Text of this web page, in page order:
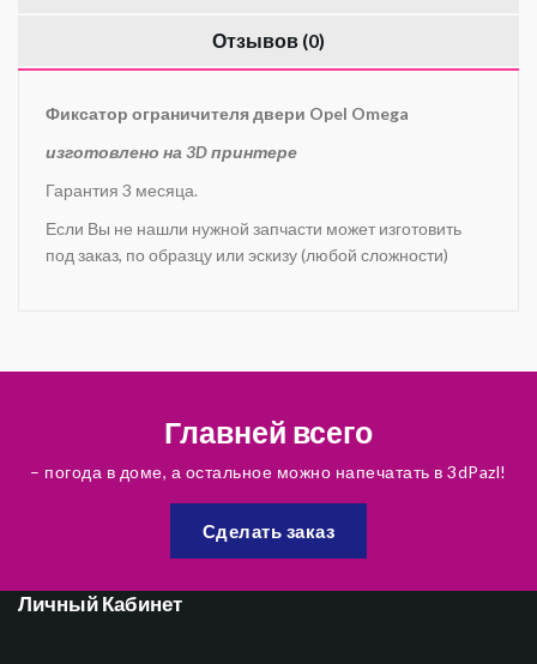
Отзывов (0)
Фиксатор ограничителя двери Opel Omega
изготовлено на 3D принтере
Гарантия 3 месяца.
Если Вы не нашли нужной запчасти может изготовить
под заказ, по образцу или эскизу (любой сложности)
Главней всего
– погода в доме, а остальное можно напечатать в 3dPazl!
Сделать заказ
Личный Кабинет